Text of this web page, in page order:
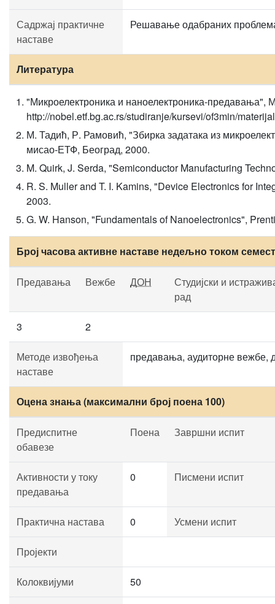
Садржај практичне
наставе
Решавање одабраних
Литература
"Микроелектроника и наноелектроника-предавања",
http://nobel.etf.bg.ac.rs/studiranje/kursevi/of3min/
М. Тадић, Р. Рамовић, "Збирка задатака из
мисао-ЕТФ, Београд, 2000.
M. Quirk, J. Serda, "Semiconductor Manufacturing
R. S. Muller and T. I. Kamins, "Device Electronics for
2003.
G. W. Hanson, "Fundamentals of Nanoelectronics",
Број часова активне наставе недељно током
Предавања Вежбе ДОН
Студијски и
рад
3 2
Методе извођења
наставе
предавања, аудиторне вежбе,
Оцена знања (максимални број поена 100)
Предиспитне
обавезе
Поена Завршни испит
Активности у току
предавања
0 Писмени испит
Практична настава 0 Усмени испит
Пројекти
Колоквијуми 50